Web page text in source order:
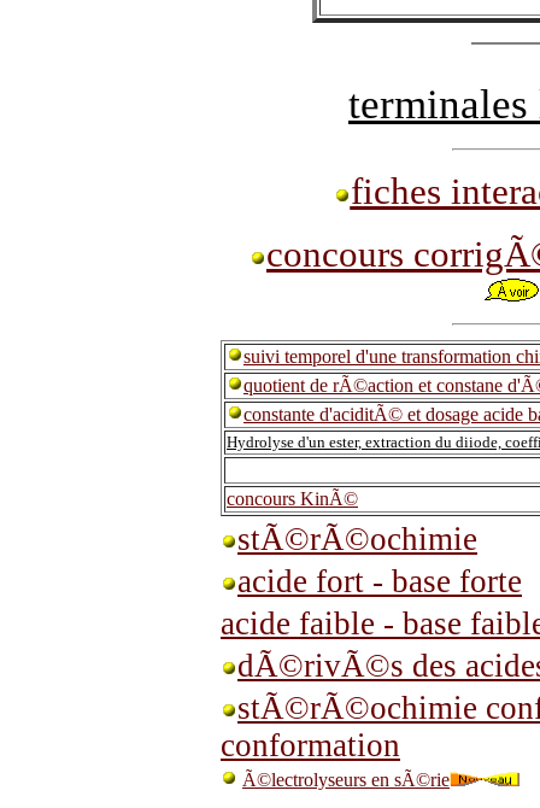
fiches
concours
suivi temporel d'une transformation
quotient de rÃ©action et constane
constante d'aciditÃ© et dosage acide
Hydrolyse d'un ester, extraction du diiode,
concours KinÃ©
stÃ©rÃ©ochimie
acide fort - base forte
acide faible - base
dÃ©rivÃ©s des
stÃ©rÃ©ochimie
conformation
Ã©lectrolyseurs en sÃ©rie